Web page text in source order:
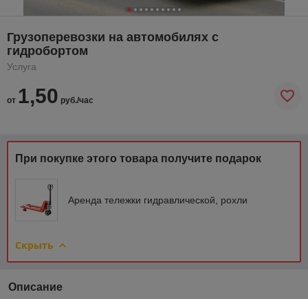
Грузоперевозки на автомобилях с
гидробортом
Услуга
от 1,50 руб./час
При покупке этого товара получите подарок
Аренда тележки гидравлической, рохли
Скрыть
Описание